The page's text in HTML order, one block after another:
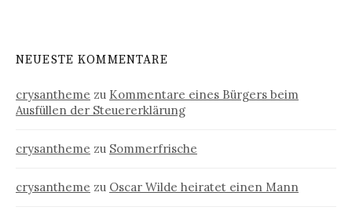
NEUESTE KOMMENTARE
crysantheme zu Kommentare eines Bürgers beim
Ausfüllen der Steuererklärung
crysantheme zu Sommerfrische
crysantheme zu Oscar Wilde heiratet einen Mann